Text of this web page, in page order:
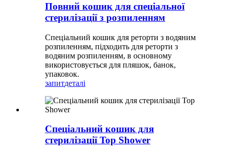
Повний кошик для спеціальної
стерилізації з розпиленням
Спеціальний кошик для реторти з водяним
розпиленням, підходить для реторти з
водяним розпиленням, в основному
використовується для пляшок, банок,
упаковок.
запитдеталі
Спеціальний кошик для
стерилізації Top Shower